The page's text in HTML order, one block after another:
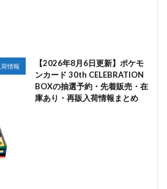
荷情報
【2026年8月6日更新】ポケモ
ンカード 30th CELEBRATION
BOXの抽選予約・先着販売・在
庫あり・再販入荷情報まとめ